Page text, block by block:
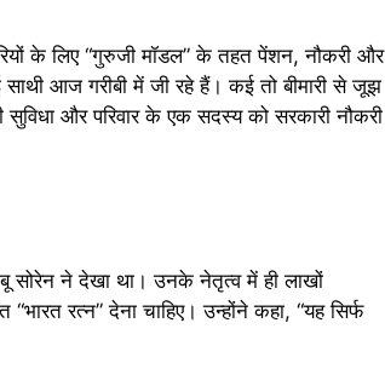
के लिए “गुरुजी मॉडल” के तहत पेंशन, नौकरी और
साथी आज गरीबी में जी रहे हैं। कई तो बीमारी से जूझ
और परिवार के एक सदस्य को सरकारी नौकरी
सोरेन ने देखा था। उनके नेतृत्व में ही लाखों
रत्न” देना चाहिए। उन्होंने कहा, “यह सिर्फ